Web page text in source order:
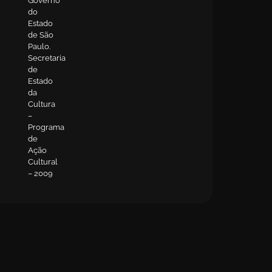
do
Estado
de São
Paulo.
Secretaria
de
Estado
da
Cultura
–
Programa
de
Ação
Cultural
– 2009